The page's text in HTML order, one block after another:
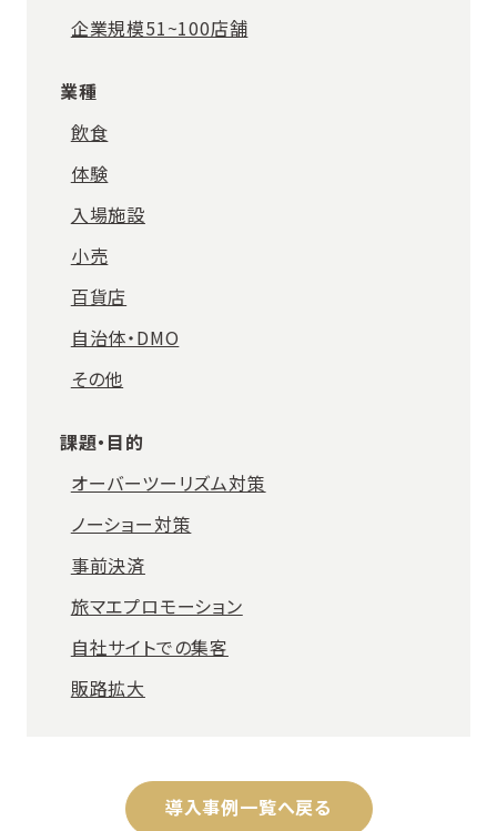
企業規模51~100店舗
業種
飲食
体験
入場施設
小売
百貨店
自治体・DMO
その他
課題・目的
オーバーツーリズム対策
ノーショー対策
事前決済
旅マエプロモーション
自社サイトでの集客
販路拡大
導入事例一覧へ戻る